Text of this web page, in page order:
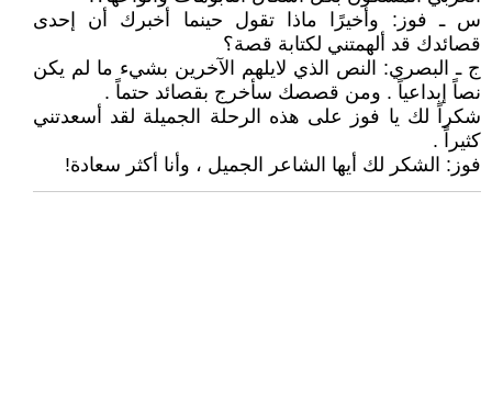
س ـ فوز: وأخيرًا ماذا تقول حينما أخبرك أن إحدى
قصائدك قد ألهمتني لكتابة قصة؟
ج ـ البصري: النص الذي لايلهم الآخرين بشيء ما لم يكن
نصاً إبداعياً . ومن قصصك سأخرج بقصائد حتماً .
شكراً لك يا فوز على هذه الرحلة الجميلة لقد أسعدتني
كثيراً .
فوز: الشكر لك أيها الشاعر الجميل ، وأنا أكثر سعادة!